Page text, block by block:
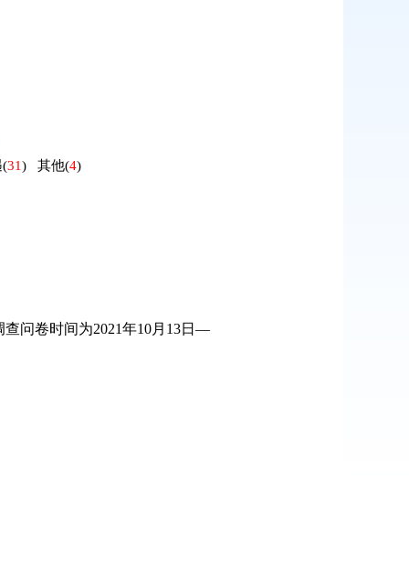
(31) 其他(4)
问卷时间为2021年10月13日—